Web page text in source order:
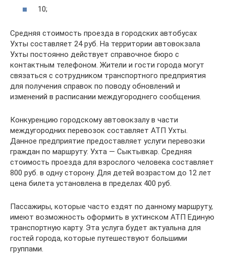
10;
Средняя стоимость проезда в городских автобусах
Ухты составляет 24 руб. На территории автовокзала
Ухты постоянно действует справочное бюро с
контактным телефоном. Жители и гости города могут
связаться с сотрудником транспортного предприятия
для получения справок по поводу обновлений и
изменений в расписании междугороднего сообщения.
Конкуренцию городскому автовокзалу в части
междугородних перевозок составляет АТП Ухты.
Данное предприятие предоставляет услуги перевозки
граждан по маршруту: Ухта — Сыктывкар. Средняя
стоимость проезда для взрослого человека составляет
800 руб. в одну сторону. Для детей возрастом до 12 лет
цена билета установлена в пределах 400 руб.
Пассажиры, которые часто ездят по данному маршруту,
имеют возможность оформить в ухтинском АТП Единую
транспортную карту. Эта услуга будет актуальна для
гостей города, которые путешествуют большими
группами.